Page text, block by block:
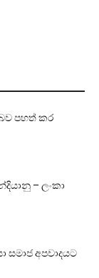
පහත් කර
– ලංකා
අපවාදයට